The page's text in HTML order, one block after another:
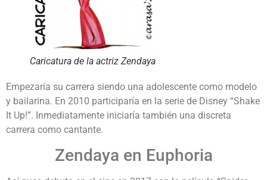
Caricatura de la actriz Zendaya
Empezaría su carrera siendo una adolescente como modelo
y bailarina. En 2010 participaría en la serie de Disney “Shake
It Up!”. Inmediatamente iniciaría también una discreta
carrera como cantante.
Zendaya en Euphoria